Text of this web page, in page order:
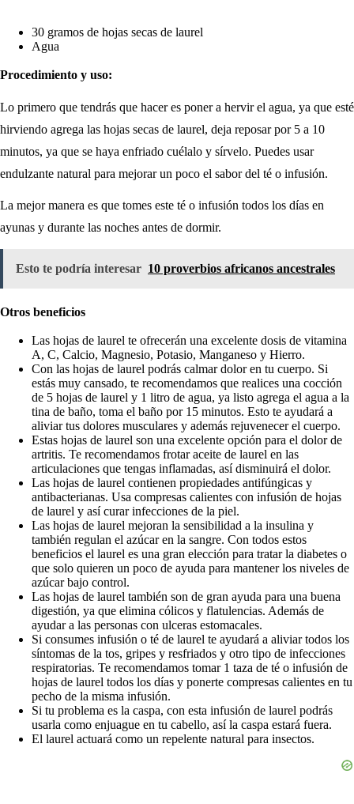
30 gramos de hojas secas de laurel
Agua
Procedimiento y uso:
Lo primero que tendrás que hacer es poner a hervir el agua, ya que esté
hirviendo agrega las hojas secas de laurel, deja reposar por 5 a 10
minutos, ya que se haya enfriado cuélalo y sírvelo. Puedes usar
endulzante natural para mejorar un poco el sabor del té o infusión.
La mejor manera es que tomes este té o infusión todos los días en
ayunas y durante las noches antes de dormir.
Esto te podría interesar 10 proverbios africanos ancestrales
Otros beneficios
Las hojas de laurel te ofrecerán una excelente dosis de vitamina
A, C, Calcio, Magnesio, Potasio, Manganeso y Hierro.
Con las hojas de laurel podrás calmar dolor en tu cuerpo. Si
estás muy cansado, te recomendamos que realices una cocción
de 5 hojas de laurel y 1 litro de agua, ya listo agrega el agua a la
tina de baño, toma el baño por 15 minutos. Esto te ayudará a
aliviar tus dolores musculares y además rejuvenecer el cuerpo.
Estas hojas de laurel son una excelente opción para el dolor de
artritis. Te recomendamos frotar aceite de laurel en las
articulaciones que tengas inflamadas, así disminuirá el dolor.
Las hojas de laurel contienen propiedades antifúngicas y
antibacterianas. Usa compresas calientes con infusión de hojas
de laurel y así curar infecciones de la piel.
Las hojas de laurel mejoran la sensibilidad a la insulina y
también regulan el azúcar en la sangre. Con todos estos
beneficios el laurel es una gran elección para tratar la diabetes o
que solo quieren un poco de ayuda para mantener los niveles de
azúcar bajo control.
Las hojas de laurel también son de gran ayuda para una buena
digestión, ya que elimina cólicos y flatulencias. Además de
ayudar a las personas con ulceras estomacales.
Si consumes infusión o té de laurel te ayudará a aliviar todos los
síntomas de la tos, gripes y resfriados y otro tipo de infecciones
respiratorias. Te recomendamos tomar 1 taza de té o infusión de
hojas de laurel todos los días y ponerte compresas calientes en tu
pecho de la misma infusión.
Si tu problema es la caspa, con esta infusión de laurel podrás
usarla como enjuague en tu cabello, así la caspa estará fuera.
El laurel actuará como un repelente natural para insectos.